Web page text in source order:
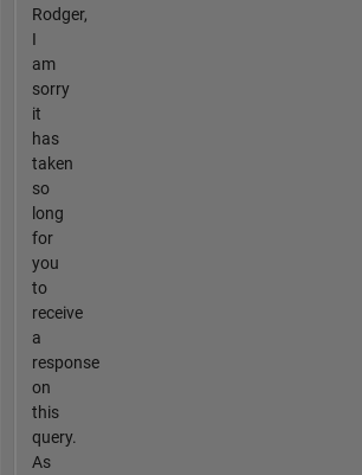
Rodger,
I
am
sorry
it
has
taken
so
long
for
you
to
receive
a
response
on
this
query.
As